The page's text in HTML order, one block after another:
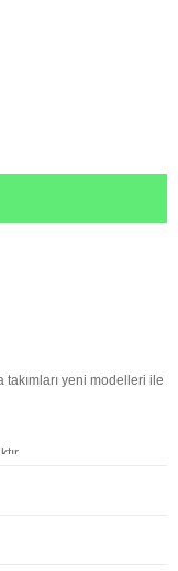
yeni modelleri ile